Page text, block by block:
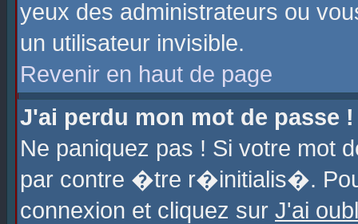
yeux des administrateurs ou
un utilisateur invisible.
Revenir en haut de page
J'ai perdu mon mot de passe !
Ne paniquez pas ! Si votre
par contre �tre r�initialis�.
connexion et cliquez sur J'ai